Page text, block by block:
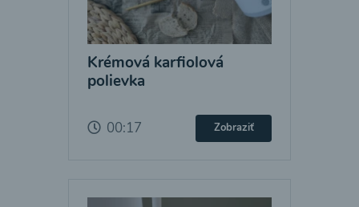
Krémová karfiolová
polievka
00:17 Zobraziť